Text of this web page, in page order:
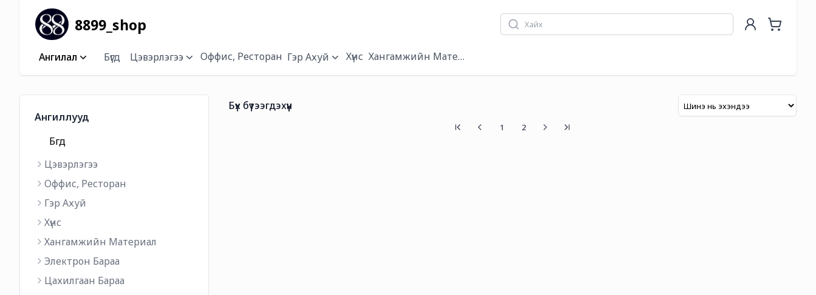
8899_shop
Ангилал Бүгд Цэвэрлэгээ Оффис, Ресторан Гэр Ахуй Хүнс Хангамжийн Материал
Ангиллууд
Бүгд
Цэвэрлэгээ
Оффис, Ресторан
Гэр Ахуй
Хүнс
Хангамжийн Материал
Электрон Бараа
Цахилгаан Бараа
Бүх бүтээгдэхүүн
1 2